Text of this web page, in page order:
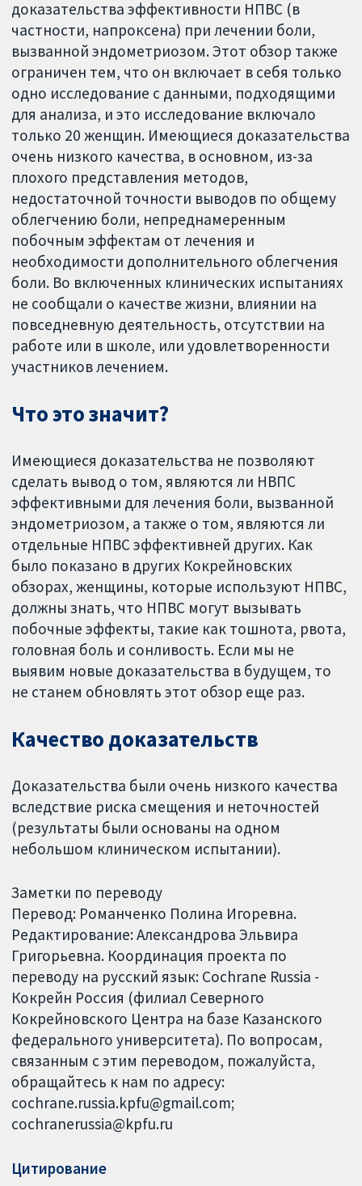
доказательства эффективности НПВС (в
частности, напроксена) при лечении боли,
вызванной эндометриозом. Этот обзор также
ограничен тем, что он включает в себя только
одно исследование с данными, подходящими
для анализа, и это исследование включало
только 20 женщин. Имеющиеся доказательства
очень низкого качества, в основном, из-за
плохого представления методов,
недостаточной точности выводов по общему
облегчению боли, непреднамеренным
побочным эффектам от лечения и
необходимости дополнительного облегчения
боли. Во включенных клинических испытаниях
не сообщали о качестве жизни, влиянии на
повседневную деятельность, отсутствии на
работе или в школе, или удовлетворенности
участников лечением.
Что это значит?
Имеющиеся доказательства не позволяют
сделать вывод о том, являются ли НВПС
эффективными для лечения боли, вызванной
эндометриозом, а также о том, являются ли
отдельные НПВС эффективней других. Как
было показано в других Кокрейновских
обзорах, женщины, которые используют НПВС,
должны знать, что НПВС могут вызывать
побочные эффекты, такие как тошнота, рвота,
головная боль и сонливость. Если мы не
выявим новые доказательства в будущем, то
не станем обновлять этот обзор еще раз.
Качество доказательств
Доказательства были очень низкого качества
вследствие риска смещения и неточностей
(результаты были основаны на одном
небольшом клиническом испытании).
Заметки по переводу
Перевод: Романченко Полина Игоревна.
Редактирование: Александрова Эльвира
Григорьевна. Координация проекта по
переводу на русский язык: Cochrane Russia -
Кокрейн Россия (филиал Северного
Кокрейновского Центра на базе Казанского
федерального университета). По вопросам,
связанным с этим переводом, пожалуйста,
обращайтесь к нам по адресу:
cochrane.russia.kpfu@gmail.com;
cochranerussia@kpfu.ru
Цитирование